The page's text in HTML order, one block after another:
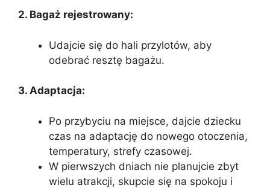
2. Bagaż rejestrowany:
Udajcie się do hali przylotów, aby
odebrać resztę bagażu.
3. Adaptacja:
Po przybyciu na miejsce, dajcie dziecku
czas na adaptację do nowego otoczenia,
temperatury, strefy czasowej.
W pierwszych dniach nie planujcie zbyt
wielu atrakcji, skupcie się na spokoju i